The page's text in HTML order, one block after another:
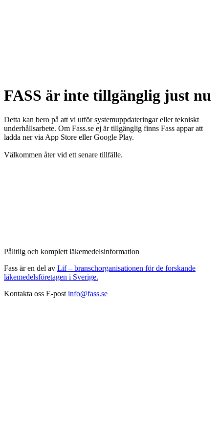
FASS är inte tillgänglig just nu
Detta kan bero på att vi utför systemuppdateringar eller tekniskt
underhållsarbete. Om Fass.se ej är tillgänglig finns Fass appar att
ladda ner via App Store eller Google Play.
Välkommen åter vid ett senare tillfälle.
Pålitlig och komplett läkemedelsinformation
Fass är en del av Lif – branschorganisationen för de forskande
läkemedelsföretagen i Sverige.
Kontakta oss E-post info@fass.se